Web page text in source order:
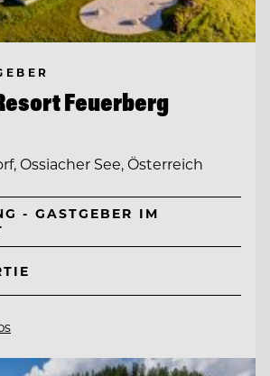
Feuerberg
Ossiacher See, Österreich
- GASTGEBER IM